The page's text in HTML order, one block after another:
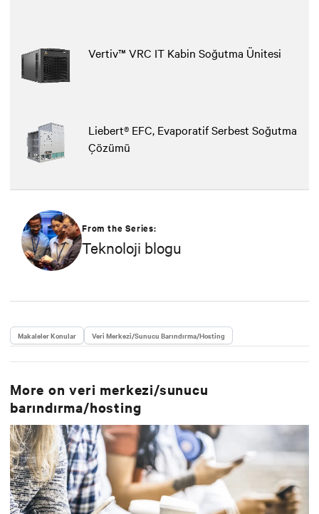
Vertiv™ VRC IT Kabin Soğutma Ünitesi
Liebert® EFC, Evaporatif Serbest Soğutma
Çözümü
From the Series:
Teknoloji blogu
Makaleler Konular Veri Merkezi/Sunucu Barındırma/Hosting
More onveri merkezi/sunucu
barındırma/hosting